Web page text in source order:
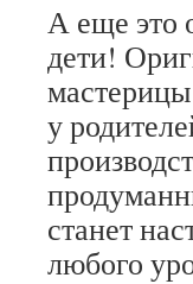
А еще это
дети!
у
станет
любого